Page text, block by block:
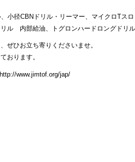
小径CBNドリル・リーマー、マイクロTス
ル 内部給油、トグロンハードロングドリル
ぜひお立ち寄りくださいませ。
おります。
www.jimtof.org/jap/